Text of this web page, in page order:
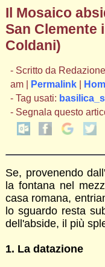
Il Mosaico
San Clemente
Coldani)
- Scritto da
am |
Permalink|
- Tag usati:
- Segnala questo
Se, provenendo
la fontana nel
casa romana,
lo sguardo resta
dell'abside, il più
1. La datazione